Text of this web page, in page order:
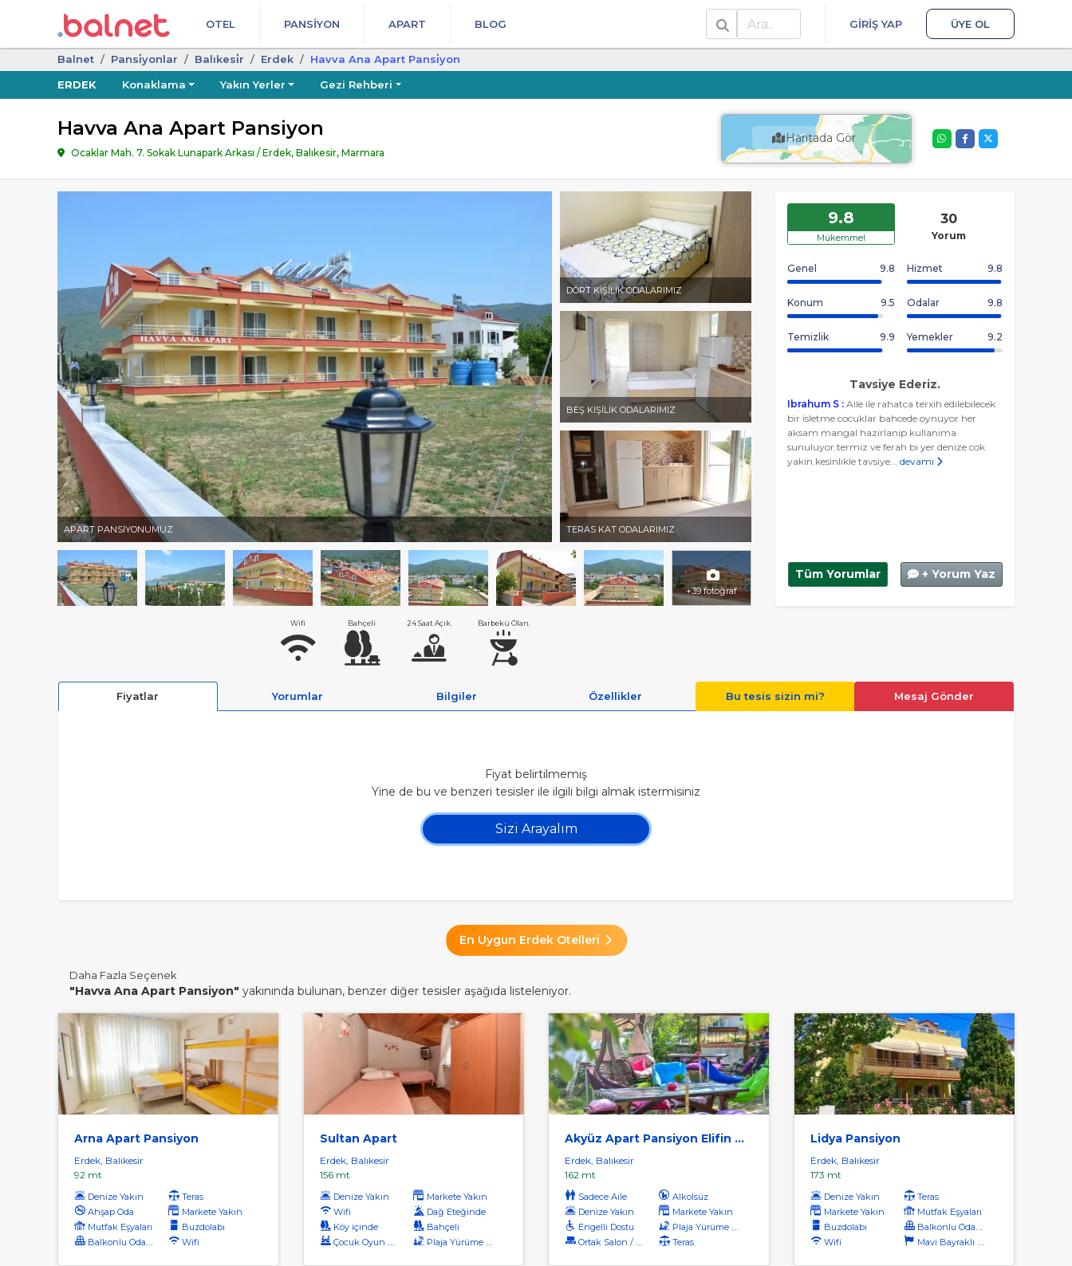
OTEL PANSIYON APART BLOG
Ara
GIRIŞ YAP ÜYE OL
Balnet Pansi̇yonlar Balıkesi̇r Erdek
Havva Ana Apart Pansi̇yon
ERDEK
Konaklama Yakın Yerler Gezi Rehberi
Havva Ana Apart Pansiyon
Ocaklar Mah. 7. Sokak Lunapark Arkası / Erdek, Balıkesir, Marmara
Haritada Gör
APART PANSİYONUMUZ
DÖRT KİŞİLİK ODALARIMIZ
BEŞ KİŞİLİK ODALARIMIZ
TERAS KAT ODALARIMIZ
+39 fotoğraf
9.8
Mükemmel
30
Yorum
Genel 9.8 Hizmet 9.8
Konum 9.5 Odalar 9.8
Temizlik 9.9 Yemekler 9.2
Tavsiye Ederiz.
Ibrahum S : Aile ile rahatca terxih edilebilecek
bir isletme.cocuklar bahcede oynuyor.her
aksam mangal hazirlanip kullanima
sunuluyor.termiz ve ferah bi yer.denize cok
yakin.kesinlikle tavsiye... devamı
Tüm Yorumlar + Yorum Yaz
Wifi Bahçeli 24 Saat Açık. Barbekü Olan.
Fiyatlar Yorumlar Bilgiler Özellikler Bu tesis sizin mi? Mesaj Gönder
Fiyat belirtilmemiş
Yine de bu ve benzeri tesisler ile ilgili bilgi almak istermisiniz
Sizi Arayalım
En Uygun Erdek Otelleri
Daha Fazla Seçenek
"Havva Ana Apart Pansiyon" yakınında bulunan, benzer diğer tesisler aşağıda listeleniyor.
Arna Apart Pansiyon
Erdek, Balıkesir
92 mt
Denize Yakın
Teras
Ahşap Oda
Markete Yakın
Mutfak Eşyaları
Buzdolabı
Balkonlu Odalar
Wifi
Sultan Apart
Erdek, Balıkesir
156 mt
Denize Yakın
Markete Yakın
Wifi
Dağ Eteğinde
Köy içinde
Bahçeli
Çocuk Oyun Alanı
Plaja Yürüme Mesafesi
Akyüz Apart Pansiyon Elifin Bahçesi
Erdek, Balıkesir
162 mt
Sadece Aile
Alkolsüz
Denize Yakın
Markete Yakın
Engelli Dostu
Plaja Yürüme Mesafesi
Ortak Salon / Tv Alanı
Teras
Lidya Pansiyon
Erdek, Balıkesir
173 mt
Denize Yakın
Teras
Markete Yakın
Mutfak Eşyaları
Buzdolabı
Balkonlu Odalar
Wifi
Mavi Bayraklı Plaj